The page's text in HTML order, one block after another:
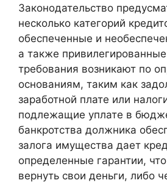
Законодательство
несколько категорий
обеспеченные и
а также
требования возникают по
основаниям, таким как
заработной плате или
подлежащие уплате в
банкротства должника
залога имущества дает
определенные гарантии,
вернуть свои деньги, либо